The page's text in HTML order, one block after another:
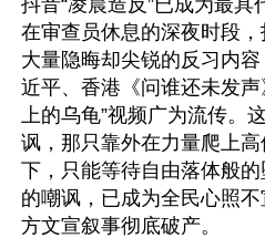
抖音“凌晨造反”已成为最具
在审查员休息的深夜时段
大量隐晦却尖锐的反习内
近平、香港《问谁还未发
上的乌龟”视频广为流传。
讽，那只靠外在力量爬上
下，只能等待自由落体般
的嘲讽，已成为全民心照
方文宣叙事彻底破产。